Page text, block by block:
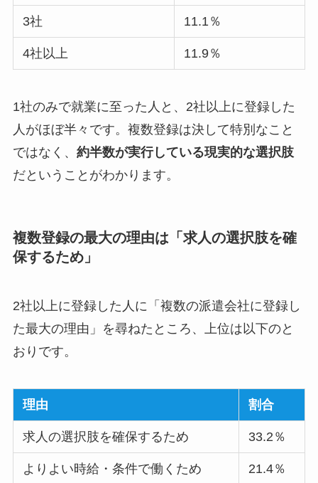
3社 11.1％
4社以上 11.9％
1社のみで就業に至った人と、2社以上に登録した
人がほぼ半々です。複数登録は決して特別なこと
ではなく、 約半数が実行している現実的な選択肢
だということがわかります。
複数登録の最大の理由は「求人の選択肢を確
保するため」
2社以上に登録した人に「複数の派遣会社に登録し
た最大の理由」を尋ねたところ、上位は以下のと
おりです。
理由 割合
求人の選択肢を確保するため 33.2％
よりよい時給・条件で働くため 21.4％